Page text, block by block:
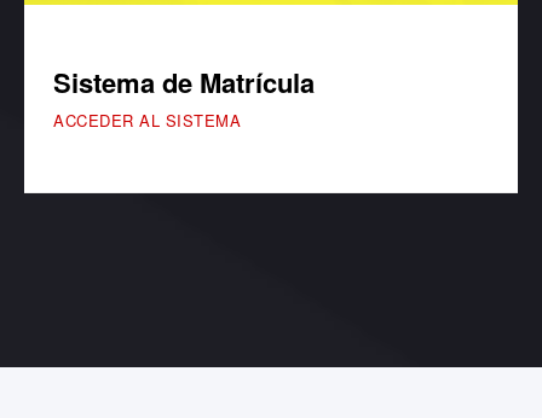
Sistema de Matrícula
ACCEDER AL SISTEMA